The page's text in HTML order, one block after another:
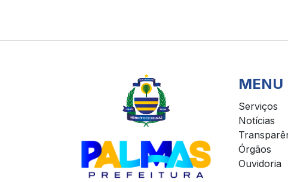
MENU
Serviços
Notícias
Órgãos
Ouvidoria